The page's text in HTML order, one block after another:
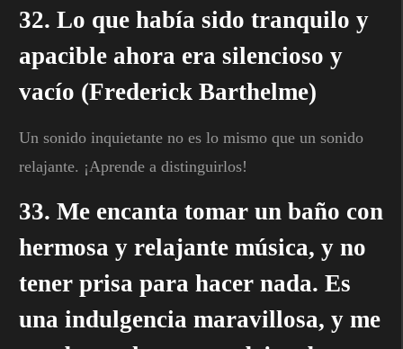
32. Lo que había sido tranquilo y
apacible ahora era silencioso y
vacío (Frederick Barthelme)
Un sonido inquietante no es lo mismo que un sonido
relajante. ¡Aprende a distinguirlos!
33. Me encanta tomar un baño con
hermosa y relajante música, y no
tener prisa para hacer nada. Es
una indulgencia maravillosa, y me